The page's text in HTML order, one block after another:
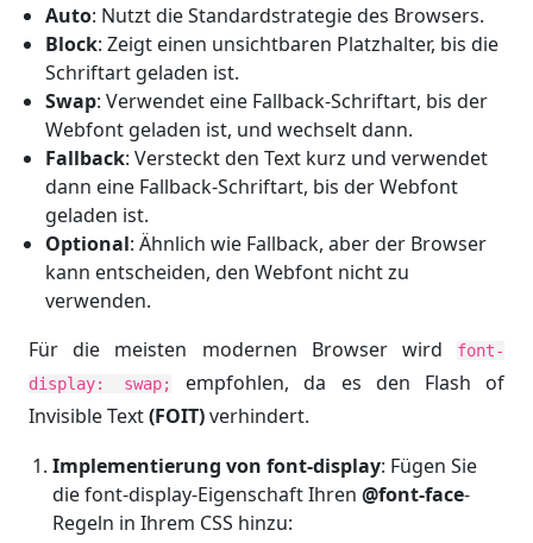
Auto: Nutzt die Standardstrategie des Browsers.
Block: Zeigt einen unsichtbaren Platzhalter, bis die
Schriftart geladen ist.
Swap: Verwendet eine Fallback-Schriftart, bis der
Webfont geladen ist, und wechselt dann.
Fallback: Versteckt den Text kurz und verwendet
dann eine Fallback-Schriftart, bis der Webfont
geladen ist.
Optional: Ähnlich wie Fallback, aber der Browser
kann entscheiden, den Webfont nicht zu
verwenden.
Für die meisten modernen Browser wird
font-
display: swap;
empfohlen, da es den Flash of
Invisible Text(FOIT)verhindert.
Implementierung von font-display: Fügen Sie
die font-display-Eigenschaft Ihren @font-face-
Regeln in Ihrem CSS hinzu: